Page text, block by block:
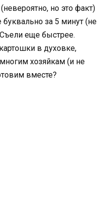
но это факт)
буквально за 5 минут (не
Съели еще быстрее.
в духовке,
хозяйкам (и не
вместе?